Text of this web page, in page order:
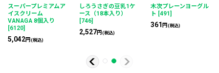
スーパープレミアムア
イスクリーム
VANAGA 8個入り
[6120]
5,042円(税込)
しろうさぎの豆乳1ケ
ース（18本入り）
[746]
2,527円(税込)
木次プレーンヨーグル
ト [491 ]
361 円(税込)